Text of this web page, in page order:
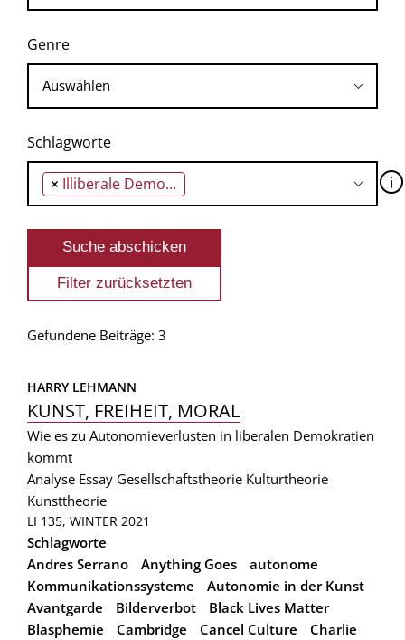
Genre
Schlagworte
× Illiberale Demokratie 🛈
Gefundene Beiträge: 3
HARRY LEHMANN
KUNST, FREIHEIT, MORAL
Wie es zu Autonomieverlusten in liberalen Demokratien
kommt
Analyse Essay Gesellschaftstheorie Kulturtheorie
Kunsttheorie
LI 135, WINTER 2021
Schlagworte
Andres Serrano
Anything Goes
autonome
Kommunikationssysteme
Autonomie in der Kunst
Avantgarde
Bilderverbot
Black Lives Matter
Blasphemie
Cambridge Cancel Culture
Charlie